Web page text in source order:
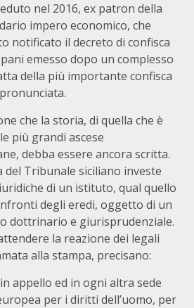
nel 2016, ex patron della
impero economico, che
notificato il decreto di confisca
emesso dopo un complesso
della più importante confisca
che la storia, di quella che è
più grandi ascese
debba essere ancora scritta.
del Tribunale siciliano investe
di un istituto, qual quello
degli eredi, oggetto di un
dottrinario e giurisprudenziale.
la reazione dei legali
alla stampa, precisano:
appello ed in ogni altra sede
per i diritti dell’uomo, per